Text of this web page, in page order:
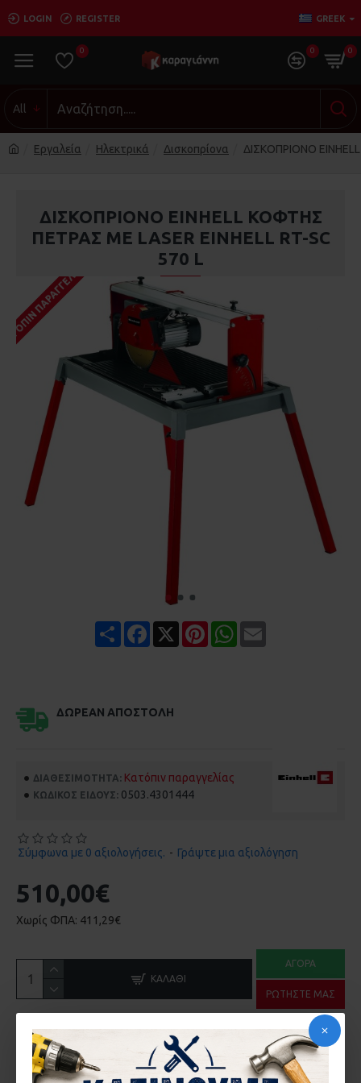
LOGIN REGISTER GREEK
0 0 0
All
Εργαλεία Ηλεκτρικά Δισκοπρίονα ΔΙΣΚΟΠΡΙΟΝΟ
ΔΙΣΚΟΠΡΙΟΝΟ EINHELL ΚΟΦΤΗΣ
ΠΕΤΡΑΣ ΜΕ LASER EINHELL RT-SC
570 L
ΠΑΡΑΓΓΕΛΊΑΣ
Share Facebook PinterestWhatsApp
ΔΩΡΕΆΝ ΑΠΟΣΤΟΛΉ
ΔΙΑΘΕΣΙΜΌΤΗΤΑ: Κατόπιν παραγγελίας
ΚΩΔΙΚΌΣ ΕΊΔΟΥΣ: 0503.4301444
Σύμφωνα με 0 αξιολογήσεις. - Γράψτε μια αξιολόγηση
510,00€
Χωρίς ΦΠΑ: 411,29€
ΚΑΛΆΘΙ
ΑΓΟΡΆ
ΡΩΤΉΣΤΕ ΜΑΣ